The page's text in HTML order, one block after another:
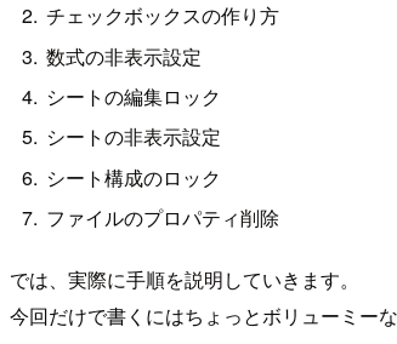
チェックボックスの作り方
数式の非表示設定
シートの編集ロック
シートの非表示設定
シート構成のロック
ファイルのプロパティ削除
では、実際に手順を説明していきます。
今回だけで書くにはちょっとボリューミー